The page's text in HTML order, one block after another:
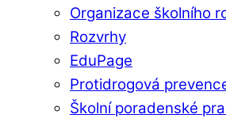
Organizace školního
Rozvrhy
EduPage
Protidrogová
Školní poradenské